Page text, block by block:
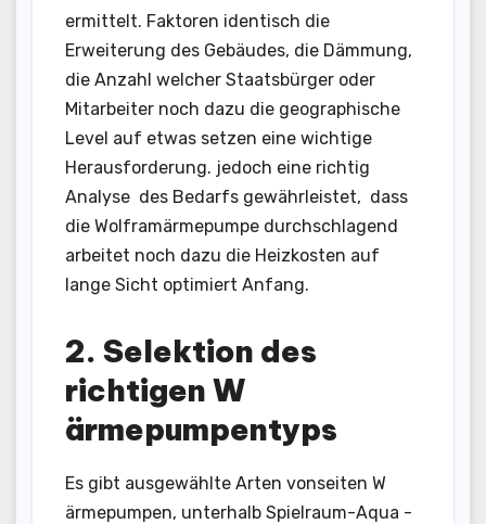
ermittelt. Faktoren identisch die
Erweiterung des Gebäudes, die Dämmung,
die Anzahl welcher Staatsbürger oder
Mitarbeiter noch dazu die geographische
Level auf etwas setzen eine wichtige
Herausforderung. jedoch eine richtig
Analyse des Bedarfs gewährleistet, dass
die Wolframärmepumpe durchschlagend
arbeitet noch dazu die Heizkosten auf
lange Sicht optimiert Anfang.
2. Selektion des
richtigen W
ärmepumpentyps
Es gibt ausgewählte Arten vonseiten W
ärmepumpen, unterhalb Spielraum-Aqua -